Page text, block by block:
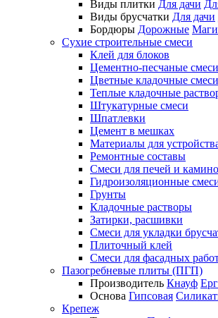
Виды плитки Для дачи
Виды брусчатки Для дачи
Бордюры Дорожные
Сухие строительные смеси
Клей для блоков
Цементно-песчаные смеси
Цветные кладочные смеси
Теплые кладочные
Штукатурные смеси
Шпатлевки
Цемент в мешках
Материалы для
Ремонтные составы
Смеси для печей и
Гидроизоляционные
Грунты
Кладочные растворы
Затирки, расшивки
Смеси для укладки
Плиточный клей
Смеси для фасадных
Пазогребневые плиты (ПГП)
Производитель Кнауф
Основа Гипсовая
Крепеж